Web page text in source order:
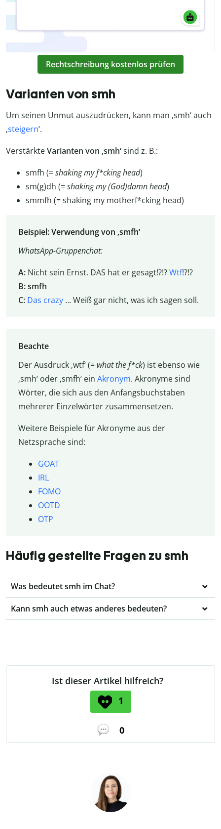
Rechtschreibung kostenlos prüfen
Varianten von smh
Um seinen Unmut auszudrücken, kann man ‚smh‘ auch
‚steigern‘.
VerstärkteVarianten von ‚smh‘sind z. B.:
smfh (=shaking my f*cking head)
sm(g)dh (=shaking my (God)damn head)
smmfh (= shaking my motherf*cking head)
Beispiel: Verwendung von ‚smfh‘
WhatsApp-Gruppenchat:
A:Nicht sein Ernst. DAS hat er gesagt!?!?Wtf!?!?
B:smfh
C: Das crazy… Weiß gar nicht, was ich sagen soll.
Beachte
Der Ausdruck ‚wtf‘ (=what the f*ck) ist ebenso wie
‚smh‘ oder ‚smfh‘ ein Akronym. Akronyme sind
Wörter, die sich aus den Anfangsbuchstaben
mehrerer Einzelwörter zusammensetzen.
Weitere Beispiele für Akronyme aus der
Netzsprache sind:
GOAT
IRL
FOMO
OOTD
OTP
Häufig gestellte Fragen zu smh
Was bedeutet smh im Chat?
Kann smh auch etwas anderes bedeuten?
Ist dieser Artikel hilfreich?
1
0